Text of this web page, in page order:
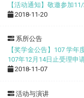
【活动通知】敬邀参加
2018-11-20
系所公告
【奖学金公告】107 学
107年12月14日止受理申
2018-11-07
活动与演讲